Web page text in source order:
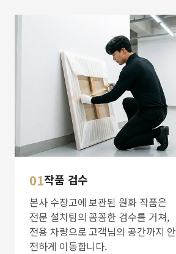
01작품 검수
본사 수장고에 보관된 원화 작품은
전문 설치팀의 꼼꼼한 검수를 거쳐,
전용 차량으로 고객님의 공간까지 안
전하게 이동합니다.